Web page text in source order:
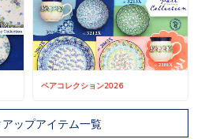
ペアコレクション2026
アップアイテム一覧